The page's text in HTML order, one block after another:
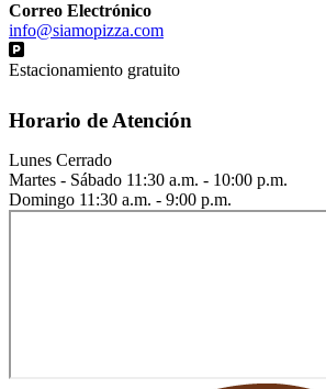
Correo Electrónico
info@siamopizza.com
Estacionamiento gratuito
Horario de Atención
Lunes Cerrado
Martes - Sábado 11:30 a.m. - 10:00 p.m.
Domingo 11:30 a.m. - 9:00 p.m.